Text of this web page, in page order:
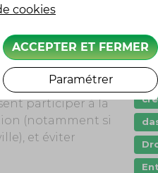
POUR VOTRE
de la
gendarmes ou
participer à la
(notamment si
et éviter
cookies
ACCEPTER ET FERMER
Paramétrer